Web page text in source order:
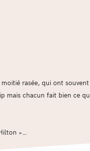
rasée, qui ont
mais chacun fait bien ce
»…